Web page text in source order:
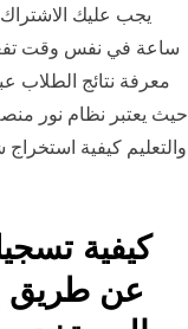
ساعة في نفس وقت
حيث يعتبر نظام نور